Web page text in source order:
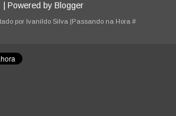
| Powered by Blogger
por Ivanildo Silva |Passando na Hora #